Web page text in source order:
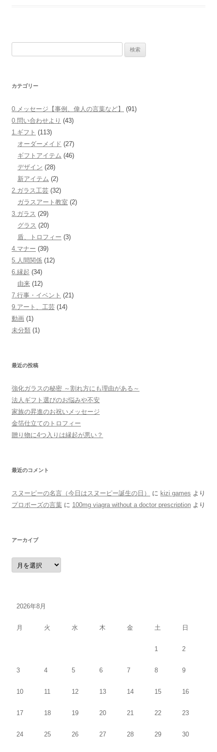
o
k
索:
カテゴリー
0.メッセージ【事例、偉人の言葉など】
(91)
0.問い合わせより (43)
1.ギフト (113)
オーダーメイド (27)
ギフトアイテム (46)
デザイン (28)
新アイテム (2)
2.ガラス工芸 (32)
ガラスアート教室 (2)
3.ガラス (29)
グラス (20)
盾、トロフィー (3)
4.マナー (39)
5.人間関係 (12)
6.縁起 (34)
由来 (12)
7.行事・イベント (21)
9.アート、工芸 (14)
動画 (1)
未分類 (1)
最近の投稿
強化ガラスの秘密 ～割れ方にも理由がある～
法人ギフト選びのお悩みや不安
家族の昇進のお祝いメッセージ
金箔仕立てのトロフィー
贈り物に4つ入りは縁起が悪い？
最近のコメント
スヌーピーの名言（今日はスヌーピー誕生の日） に kizi games より
プロポーズの言葉 に 100mg viagra without a doctor prescription より
アーカイブ
ア
ー
カ
2026年8月
月 火 水 木 金 土 日
1 2
3 4 5 6 7 8 9
10 11 12 13 14 15 16
17 18 19 20 21 22 23
24 25 26 27 28 29 30